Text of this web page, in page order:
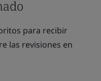
para recibir
las revisiones en